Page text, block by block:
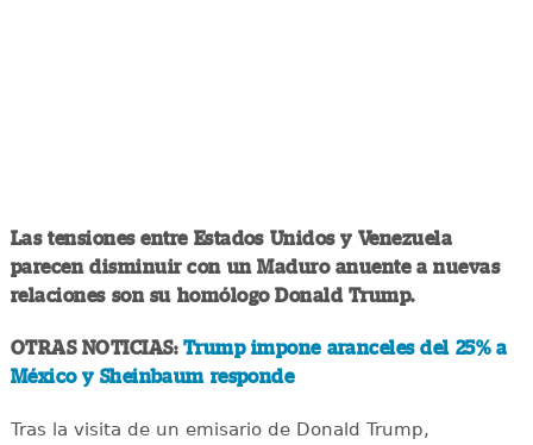
Las tensiones entre Estados Unidos y Venezuela
parecen disminuir con un Maduro anuente a nuevas
relaciones son su homólogo Donald Trump.
OTRAS NOTICIAS: Trump impone aranceles del 25% a
México y Sheinbaum responde
Tras la visita de un emisario de Donald Trump,